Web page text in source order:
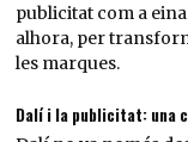
publicitat com a
alhora, per
les marques.
Dalí i la publicitat: una